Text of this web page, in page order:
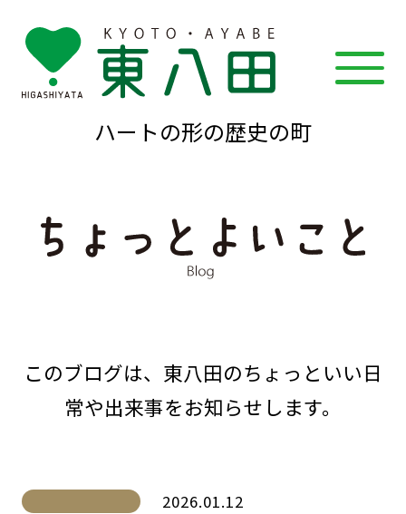
ハートの形の歴史の町
このブログは、東八田のちょっといい日
常や出来事をお知らせします。
2026.01.12